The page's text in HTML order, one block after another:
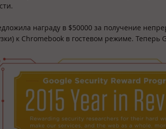
награду в $50000 за получение
к Chromebook в гостевом режиме. Теперь